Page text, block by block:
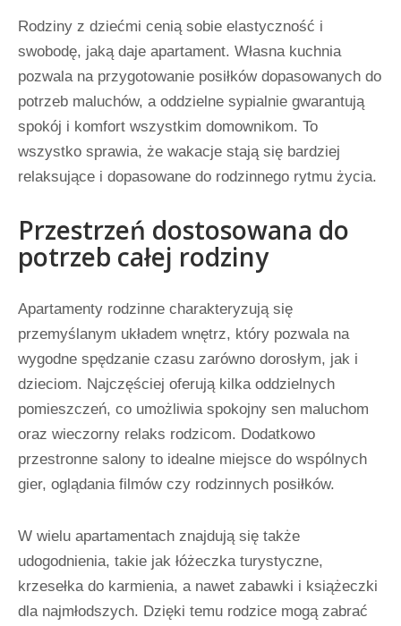
Rodziny z dziećmi cenią sobie elastyczność i
swobodę, jaką daje apartament. Własna kuchnia
pozwala na przygotowanie posiłków dopasowanych do
potrzeb maluchów, a oddzielne sypialnie gwarantują
spokój i komfort wszystkim domownikom. To
wszystko sprawia, że wakacje stają się bardziej
relaksujące i dopasowane do rodzinnego rytmu życia.
Przestrzeń dostosowana do
potrzeb całej rodziny
Apartamenty rodzinne charakteryzują się
przemyślanym układem wnętrz, który pozwala na
wygodne spędzanie czasu zarówno dorosłym, jak i
dzieciom. Najczęściej oferują kilka oddzielnych
pomieszczeń, co umożliwia spokojny sen maluchom
oraz wieczorny relaks rodzicom. Dodatkowo
przestronne salony to idealne miejsce do wspólnych
gier, oglądania filmów czy rodzinnych posiłków.
W wielu apartamentach znajdują się także
udogodnienia, takie jak łóżeczka turystyczne,
krzesełka do karmienia, a nawet zabawki i książeczki
dla najmłodszych. Dzięki temu rodzice mogą zabrać